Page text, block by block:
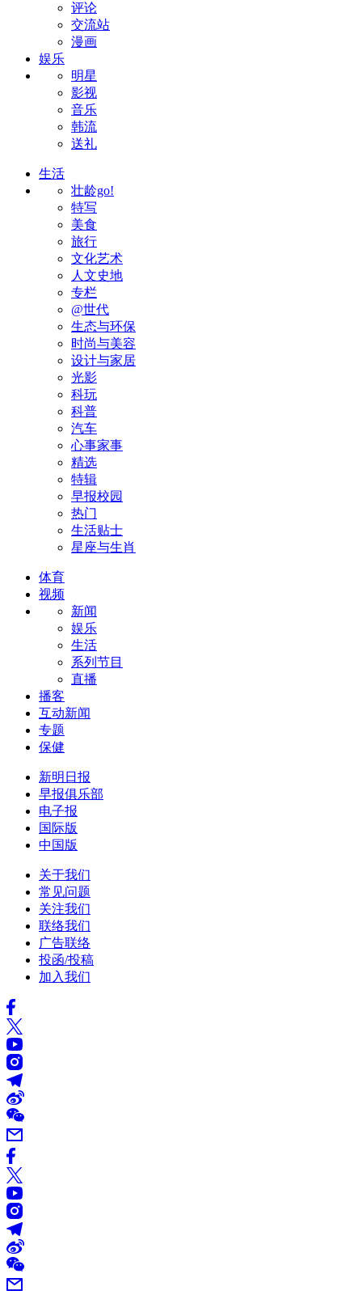
评论
交流站
漫画
娱乐
明星
影视
音乐
韩流
送礼
生活
壮龄go!
特写
美食
旅行
文化艺术
人文史地
专栏
@世代
生态与环保
时尚与美容
设计与家居
光影
科玩
科普
汽车
心事家事
精选
特辑
早报校园
热门
生活贴士
星座与生肖
体育
视频
新闻
娱乐
生活
系列节目
直播
播客
互动新闻
专题
保健
新明日报
早报俱乐部
电子报
国际版
中国版
关于我们
常见问题
关注我们
联络我们
广告联络
投函/投稿
加入我们